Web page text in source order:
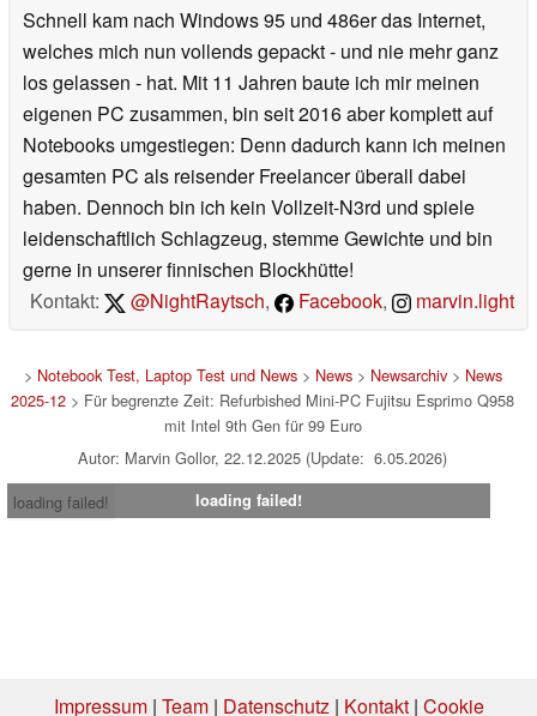
Schnell kam nach Windows 95 und 486er das Internet,
welches mich nun vollends gepackt - und nie mehr ganz
los gelassen - hat. Mit 11 Jahren baute ich mir meinen
eigenen PC zusammen, bin seit 2016 aber komplett auf
Notebooks umgestiegen: Denn dadurch kann ich meinen
gesamten PC als reisender Freelancer überall dabei
haben. Dennoch bin ich kein Vollzeit-N3rd und spiele
leidenschaftlich Schlagzeug, stemme Gewichte und bin
gerne in unserer finnischen Blockhütte!
Kontakt:
@NightRaytsch, Facebook, marvin.light
> Notebook Test, Laptop Test und News> News> Newsarchiv> News
2025-12 > Für begrenzte Zeit: Refurbished Mini-PC Fujitsu Esprimo Q958
mit Intel 9th Gen für 99 Euro
Autor: Marvin Gollor, 22.12.2025 (Update: 6.05.2026)
loading failed!
loading failed!
Impressum| Team| Datenschutz| Kontakt| Cookie